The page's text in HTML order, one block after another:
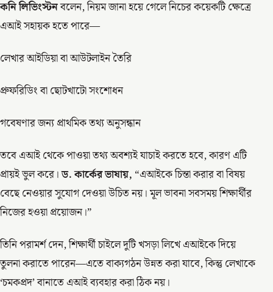
কনি লিভিংস্টনবলেন, নিয়ম জানা হয়ে গেলে নিচের কয়েকটি ক্ষেত্রে
এআই সহায়ক হতে পারে—
লেখার আইডিয়া বা আউটলাইন তৈরি
প্রুফরিডিং বা ছোটখাটো সংশোধন
গবেষণার জন্য প্রাথমিক তথ্য অনুসন্ধান
তবে এআই থেকে পাওয়া তথ্য অবশ্যই যাচাই করতে হবে, কারণ এটি
প্রায়ই ভুল করে।ড. কার্কের ভাষায়, “এআইকে চিন্তা করার বা বিষয়
বেছে নেওয়ার সুযোগ দেওয়া উচিত নয়। মূল ভাবনা সবসময় শিক্ষার্থীর
নিজের হওয়া প্রয়োজন।”
তিনি পরামর্শ দেন, শিক্ষার্থী চাইলে দুটি খসড়া লিখে এআইকে দিয়ে
তুলনা করাতে পারেন—এতে বাক্যগঠন উন্নত করা যাবে, কিন্তু লেখাকে
‘চমকপ্রদ’ বানাতে এআই ব্যবহার করা ঠিক নয়।